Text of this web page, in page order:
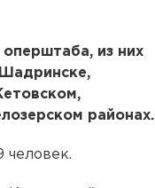
из них
районах.
человек.